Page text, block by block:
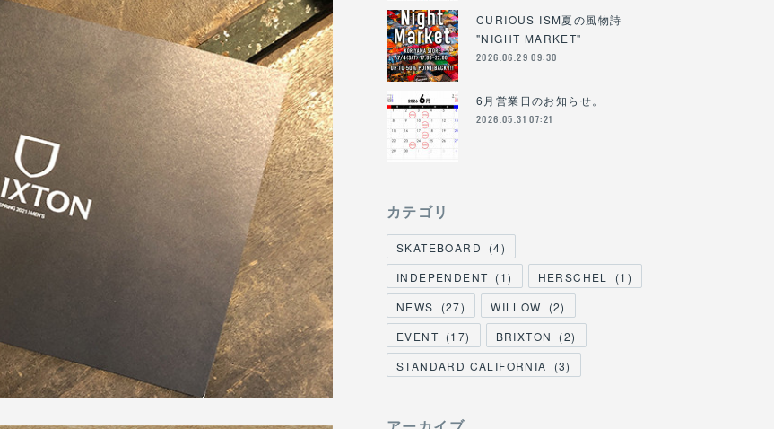
CURIOUS ISM夏の風物詩
"NIGHT MARKET"
2026.06.29 09:30
6月営業日のお知らせ。
2026.05.31 07:21
カテゴリ
SKATEBOARD (4)
INDEPENDENT (1) HERSCHEL (1 )
NEWS
(27) WILLOW (2)
EVENT (17) BRIXTON (2)
STANDARD CALIFORNIA
(3)